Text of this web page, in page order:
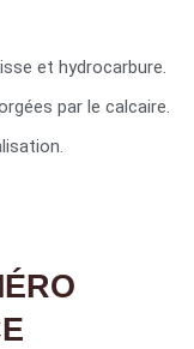
et hydrocarbure.
par le calcaire.